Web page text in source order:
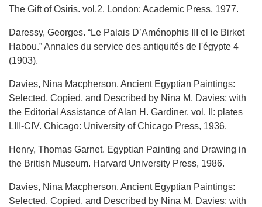
The Gift of Osiris. vol.2. London: Academic Press, 1977.
Daressy, Georges. “Le Palais D’Aménophis III el le Birket
Habou.” Annales du service des antiquités de l'égypte 4
(1903).
Davies, Nina Macpherson. Ancient Egyptian Paintings:
Selected, Copied, and Described by Nina M. Davies; with
the Editorial Assistance of Alan H. Gardiner. vol. II: plates
LIII-CIV. Chicago: University of Chicago Press, 1936.
Henry, Thomas Garnet. Egyptian Painting and Drawing in
the British Museum. Harvard University Press, 1986.
Davies, Nina Macpherson. Ancient Egyptian Paintings:
Selected, Copied, and Described by Nina M. Davies; with